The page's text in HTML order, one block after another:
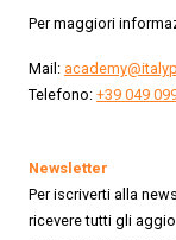
Per maggiori
Mail:
Telefono: +39 049
Newsletter
Per iscriverti alla
ricevere tutti gli